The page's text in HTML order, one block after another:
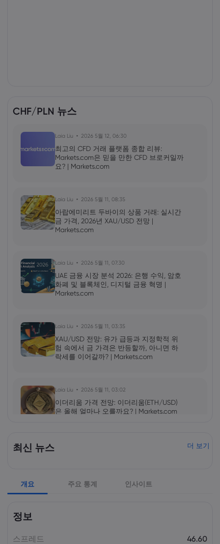
CHF/PLN 뉴스
Laia Liu 2026 5월 12, 06:30
최고의 CFD 거래 플랫폼 종합 리뷰:
Markets.com은 믿을 만한 CFD 브로커일까
요? | Markets.com
Laia Liu 2026 5월 11, 08:35
아랍에미리트 두바이의 상품 거래: 실시간
금 가격, 2026년 XAU/USD 전망 |
Markets.com
Laia Liu 2026 5월 11, 07:30
UAE 금융 시장 분석 2026: 은행 수익, 암호
화폐 및 블록체인, 디지털 금융 혁명 |
Markets.com
Laia Liu 2026 5월 11, 03:35
XAU/USD 전망: 유가 급등과 지정학적 위
험 속에서 금 가격은 반등할까, 아니면 하
락세를 이어갈까? | Markets.com
Laia Liu 2026 5월 11, 03:02
이더리움 가격 전망: 이더리움(ETH/USD)
은 올해 얼마나 오를까요? | Markets.com
최신 뉴스 더 보기
개요 주요 통계 인사이트
정보
스프레드 46.60